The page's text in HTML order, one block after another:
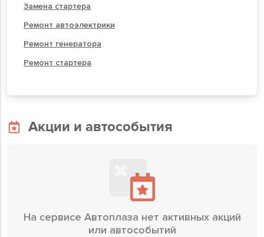
Замена стартера
Ремонт автоэлектрики
Ремонт генератора
Ремонт стартера
Акции и автособытия
На сервисе Автоплаза нет активных акций
или автособытий